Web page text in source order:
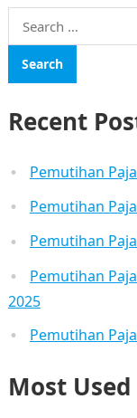
Search
for:
Recent
Pemutihan
Pemutihan
Pemutihan
Pemutihan
2025
Pemutihan
Most